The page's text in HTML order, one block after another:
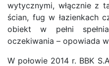
wytycznymi, włącznie z
ścian, fug w łazienkach
obiekt w pełni
oczekiwania – opowiada
W połowie 2014 r. BBK